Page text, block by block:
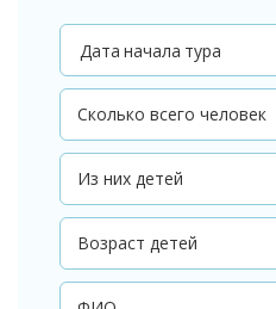
Дата начала тура